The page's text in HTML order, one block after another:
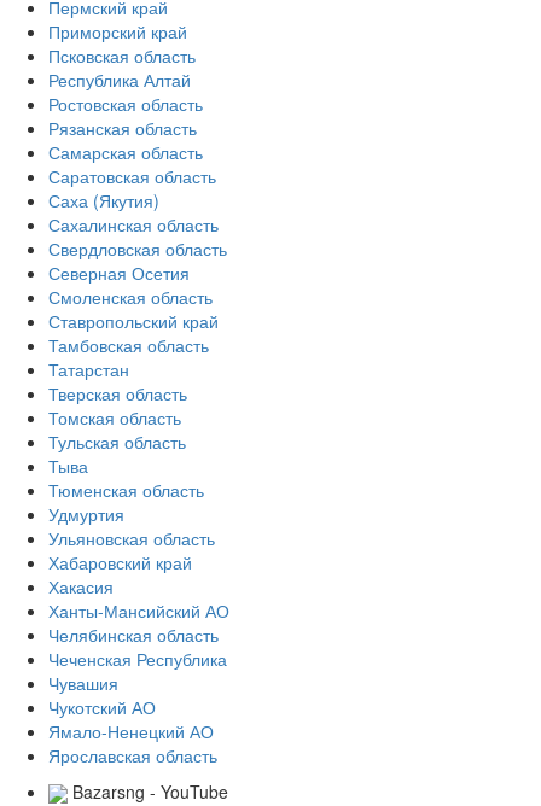
Пермский край
Приморский край
Псковская область
Республика Алтай
Ростовская область
Рязанская область
Самарская область
Саратовская область
Саха (Якутия)
Сахалинская область
Свердловская область
Северная Осетия
Смоленская область
Ставропольский край
Тамбовская область
Татарстан
Тверская область
Томская область
Тульская область
Тыва
Тюменская область
Удмуртия
Ульяновская область
Хабаровский край
Хакасия
Ханты-Мансийский АО
Челябинская область
Чеченская Республика
Чувашия
Чукотский АО
Ямало-Ненецкий АО
Ярославская область
Bazarsng - YouTube